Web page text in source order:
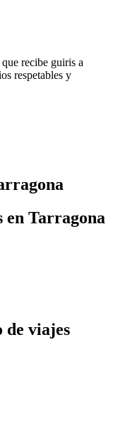
recibe guiris a
respetables y
en Tarragona
de viajes